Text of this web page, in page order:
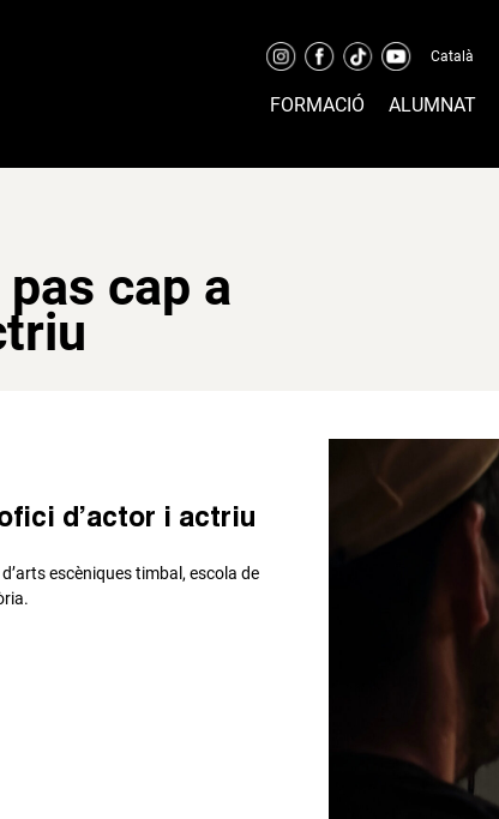
Català
FORMACIÓ ALUMNAT
cap a
d’actor i actriu
escèniques timbal, escola de